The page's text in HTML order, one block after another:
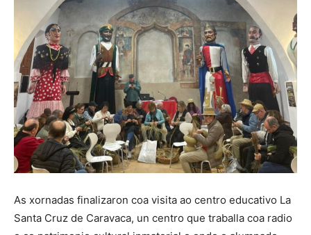
As xornadas finalizaron coa visita ao centro educativo La
Santa Cruz de Caravaca, un centro que traballa coa radio